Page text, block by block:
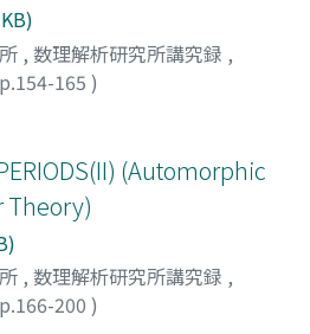
, 数理解析研究所講究録 ,
165 )
(Automorphic
Theory)
, 数理解析研究所講究録 ,
200 )